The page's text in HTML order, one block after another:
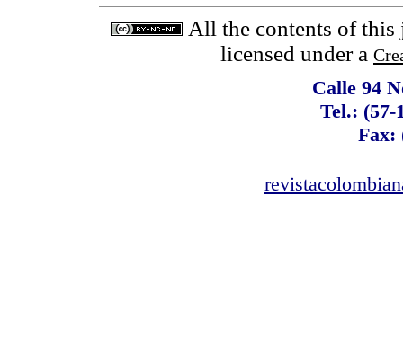
All the contents of this
licensed under a
Calle 94
Tel.: (57-
Fax: